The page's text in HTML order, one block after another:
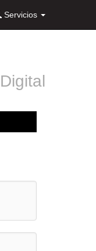
Servicios
Digital